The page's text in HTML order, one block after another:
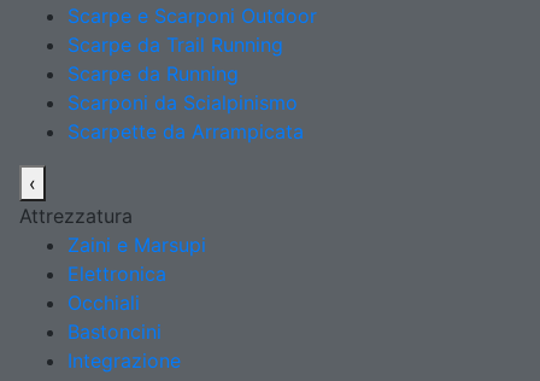
Scarpe e Scarponi Outdoor
Scarpe da Trail Running
Scarpe da Running
Scarponi da Scialpinismo
Scarpette da Arrampicata
‹
Attrezzatura
Zaini e Marsupi
Elettronica
Occhiali
Bastoncini
Integrazione